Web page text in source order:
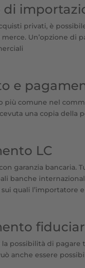
di
privati, è
merce. Un’opzione di
e
più comune nel
una copia della
LC
garanzia bancaria.
banche
quali l’importatore
la possibilità di
anche essere